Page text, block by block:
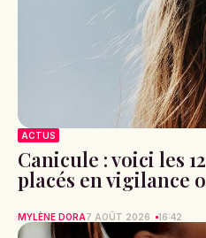
ACTUS
Canicule : voici les
placés en vigilance
MYLÈNE DORA7 AOÛT 2026 16:42